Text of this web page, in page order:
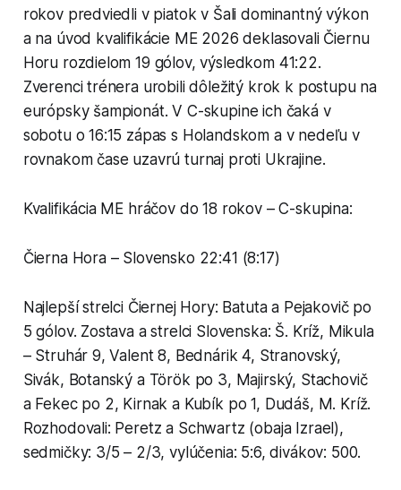
rokov predviedli v piatok v Šali dominantný výkon
a na úvod kvalifikácie ME 2026 deklasovali Čiernu
Horu rozdielom 19 gólov, výsledkom 41:22.
Zverenci trénera urobili dôležitý krok k postupu na
európsky šampionát. V C-skupine ich čaká v
sobotu o 16:15 zápas s Holandskom a v nedeľu v
rovnakom čase uzavrú turnaj proti Ukrajine.
Kvalifikácia ME hráčov do 18 rokov – C-skupina:
Čierna Hora – Slovensko 22:41 (8:17)
Najlepší strelci Čiernej Hory: Batuta a Pejakovič po
5 gólov. Zostava a strelci Slovenska: Š. Kríž, Mikula
– Struhár 9, Valent 8, Bednárik 4, Stranovský,
Sivák, Botanský a Török po 3, Majirský, Stachovič
a Fekec po 2, Kirnak a Kubík po 1, Dudáš, M. Kríž.
Rozhodovali: Peretz a Schwartz (obaja Izrael),
sedmičky: 3/5 – 2/3, vylúčenia: 5:6, divákov: 500.